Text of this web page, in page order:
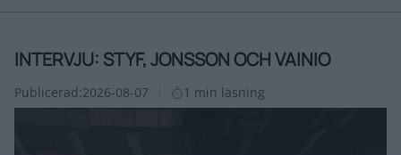
INTERVJU: STYF, JONSSON OCH VAINIO
Publicerad:2026-08-07 1 min läsning